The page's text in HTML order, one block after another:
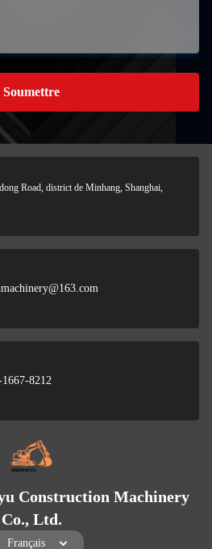
Soumettre
Road, district de Minhang, Shanghai,
8212
Construction Machinery
Co., Ltd.